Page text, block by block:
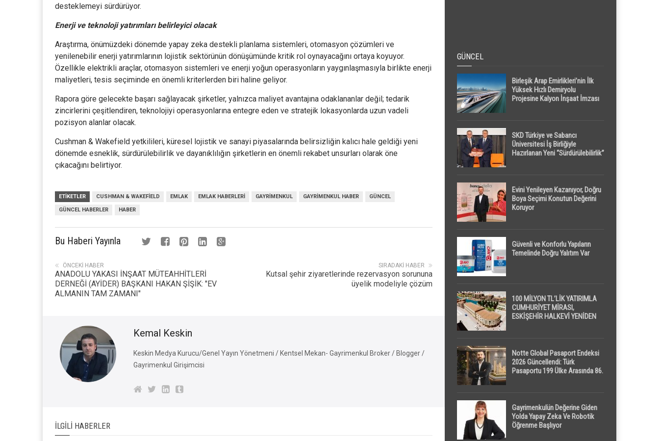
desteklemeyi sürdürüyor.
Enerji ve teknoloji yatırımları belirleyici olacak
Araştırma, önümüzdeki dönemde yapay zeka destekli planlama sistemleri, otomasyon çözümleri ve
yenilenebilir enerji yatırımlarının lojistik sektörünün dönüşümünde kritik rol oynayacağını ortaya koyuyor.
Özellikle elektrikli araçlar, otomasyon sistemleri ve enerji yoğun operasyonların yaygınlaşmasıyla birlikte enerji
maliyetleri, tesis seçiminde en önemli kriterlerden biri haline geliyor.
Rapora göre gelecekte başarı sağlayacak şirketler, yalnızca maliyet avantajına odaklananlar değil; tedarik
zincirlerini çeşitlendiren, teknolojiyi operasyonlarına entegre eden ve stratejik lokasyonlarda uzun vadeli
pozisyon alanlar olacak.
Cushman & Wakefield yetkilileri, küresel lojistik ve sanayi piyasalarında belirsizliğin kalıcı hale geldiği yeni
dönemde esneklik, sürdürülebilirlik ve dayanıklılığın şirketlerin en önemli rekabet unsurları olarak öne
çıkacağını belirtiyor.
ETIKETLER CUSHMAN & WAKEFIELD EMLAK EMLAK HABERLERI GAYRIMENKUL GAYRIMENKUL HABER GÜNCEL
GÜNCEL HABERLER HABER
Bu Haberi Yayınla
SIRADAKI HABER
Kutsal şehir ziyaretlerinde rezervasyon sorununa
üyelik modeliyle çözüm
ÖNCEKI HABER
ANADOLU YAKASI İNŞAAT MÜTEAHHİTLERİ
DERNEĞİ (AYİDER) BAŞKANI HAKAN ŞİŞİK: "EV
ALMANIN TAM ZAMANI"
Kemal Keskin
Keskin Medya Kurucu/Genel Yayın Yönetmeni / Kentsel Mekan- Gayrimenkul Broker / Blogger /
Gayrimenkul Girişimcisi
İLGILI HABERLER
GÜNCEL
Birleşik Arap Emirlikleri’nin İlk
Yüksek Hızlı Demiryolu
Projesine Kalyon İnşaat İmzası
SKD Türkiye ve Sabancı
Üniversitesi İş Birliğiyle
Hazırlanan Yeni “Sürdürülebilirlik”
Evini Yenileyen Kazanıyor, Doğru
Boya Seçimi Konutun Değerini
Koruyor
Güvenli ve Konforlu Yapıların
Temelinde Doğru Yalıtım Var
100 MİLYON TL’LİK YATIRIMLA
CUMHURİYET MİRASI,
ESKİŞEHİR HALKEVİ YENİDEN
Notte Global Pasaport Endeksi
2026 Güncellendi: Türk
Pasaportu 199 Ülke Arasında 86.
Gayrimenkulün Değerine Giden
Yolda Yapay Zeka Ve Robotik
Öğrenme Başlıyor